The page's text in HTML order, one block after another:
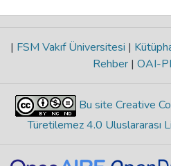
| FSM Vakıf Üniversitesi |
Rehber | OAI-
Bu site Creative
Türetilemez 4.0 Uluslararası